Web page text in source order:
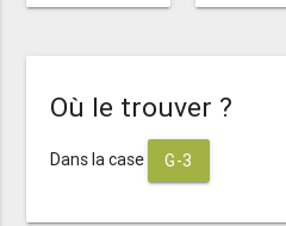
Où le trouver ?
Dans la case G-3